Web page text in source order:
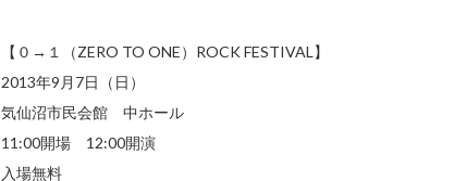
【０→１（ZERO TO ONE）ROCK FESTIVAL】
2013年9月7日（日）
気仙沼市民会館 中ホール
11:00開場 12:00開演
入場無料